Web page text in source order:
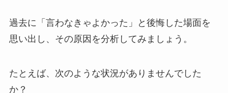
過去に「言わなきゃよかった」と後悔した場面を
思い出し、その原因を分析してみましょう。
たとえば、次のような状況がありませんでした
か？